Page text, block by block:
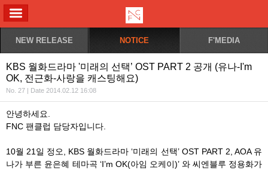
NEW RELEASE NOTICE F'MEDIA
KBS 월화드라마 '미래의 선택’ OST PART 2 공개 (유나-I'm
OK, 전근화-사랑을 캐스팅해요)
No. 27 | Date 2014.02.12 16:08
안녕하세요.
FNC 팬클럽 담당자입니다.
10월 21일 정오, KBS 월화드라마 ‘미래의 선택’ OST PART 2, AOA 유
나가 부른 윤은혜 테마곡 ‘I’m OK(아임 오케이)’ 와 씨엔블루 정용화가